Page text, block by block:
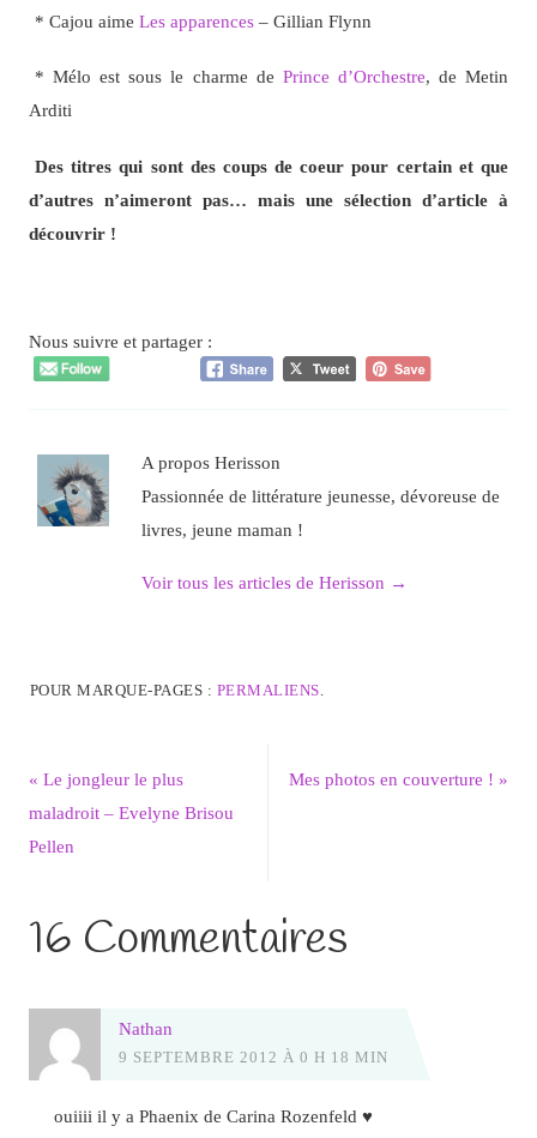
* Cajou aime Les apparences– Gillian Flynn
* Mélo est sous le charme de Prince d’Orchestre, de Metin
Arditi
Des titres qui sont des coups de coeur pour certain et que
d’autres n’aimeront pas… mais une sélection d’article à
découvrir !
Nous suivre et partager :
A propos Herisson
Passionnée de littérature jeunesse, dévoreuse de
livres, jeune maman !
Voir tous les articles de Herisson →
POUR MARQUE-PAGES : PERMALIENS.
« Le jongleur le plus
maladroit – Evelyne Brisou
Pellen
Mes photos en couverture !»
16 Commentaires
Nathan
9 SEPTEMBRE 2012 À 0 H 18 MIN
ouiiii il y a Phaenix de Carina Rozenfeld ♥